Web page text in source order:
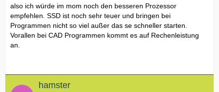
also ich würde im mom noch den besseren Prozessor
empfehlen. SSD ist noch sehr teuer und bringen bei
Programmen nicht so viel außer das se schneller starten.
Vorallen bei CAD Programmen kommt es auf Rechenleistung
an.
hamster